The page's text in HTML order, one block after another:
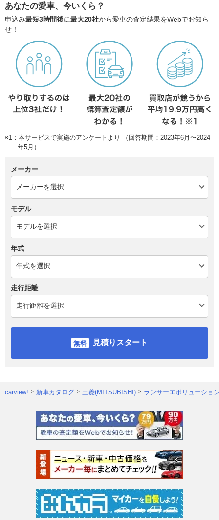
あなたの愛車、今いくら？
申込み最短3時間後に最大20社から愛車の査定結果をWebでお知ら
せ！
※1：本サービスで実施のアンケートより （回答期間：2023年6月〜2024
年5月）
メーカー
モデル
年式
走行距離
見積りスタート
carview! 新車カタログ 三菱(MITSUBISHI) ランサーエボリューショ